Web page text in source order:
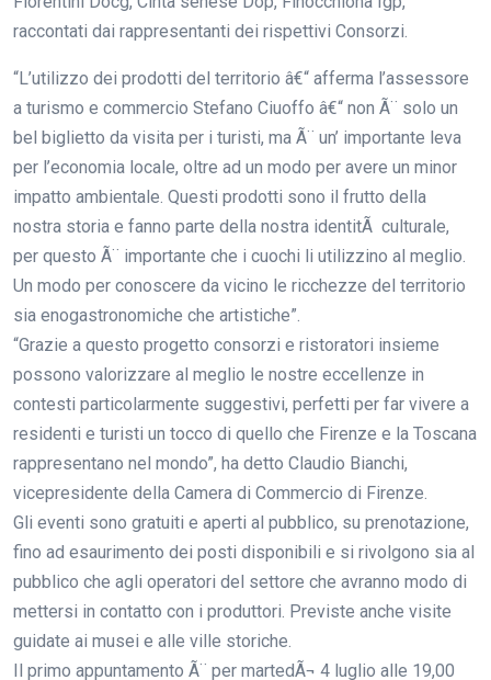
raccontati dai rappresentanti dei rispettivi Consorzi.
“L’utilizzo dei prodotti del territorio â€“ afferma l’assessore
a turismo e commercio Stefano Ciuoffo â€“ non Ã¨ solo un
bel biglietto da visita per i turisti, ma Ã¨ un’ importante leva
per l’economia locale, oltre ad un modo per avere un minor
impatto ambientale. Questi prodotti sono il frutto della
nostra storia e fanno parte della nostra identitÃ culturale,
per questo Ã¨ importante che i cuochi li utilizzino al meglio.
Un modo per conoscere da vicino le ricchezze del territorio
sia enogastronomiche che artistiche”.
“Grazie a questo progetto consorzi e ristoratori insieme
possono valorizzare al meglio le nostre eccellenze in
contesti particolarmente suggestivi, perfetti per far vivere a
residenti e turisti un tocco di quello che Firenze e la Toscana
rappresentano nel mondo”, ha detto Claudio Bianchi,
vicepresidente della Camera di Commercio di Firenze.
Gli eventi sono gratuiti e aperti al pubblico, su prenotazione,
fino ad esaurimento dei posti disponibili e si rivolgono sia al
pubblico che agli operatori del settore che avranno modo di
mettersi in contatto con i produttori. Previste anche visite
guidate ai musei e alle ville storiche.
Il primo appuntamento Ã¨ per martedÃ¬ 4 luglio alle 19,00